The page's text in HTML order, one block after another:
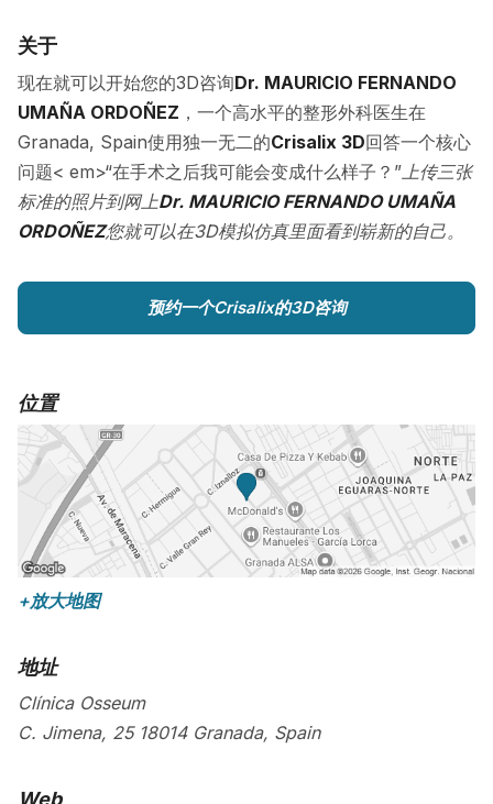
关于
现在就可以开始您的3D咨询Dr. MAURICIO FERNANDO
UMAÑA ORDOÑEZ ，一个高水平的整形外科医生在
Granada, Spain使用独一无二的Crisalix 3D回答一个核心
问题< em>“在手术之后我可能会变成什么样子？” 上传三张
标准的照片到网上Dr. MAURICIO FERNANDO UMAÑA
ORDOÑEZ您就可以在3D模拟仿真里面看到崭新的自己。
预约一个Crisalix的3D咨询
位置
+放大地图
地址
Clínica Osseum
C. Jimena, 25 18014 Granada, Spain
Web